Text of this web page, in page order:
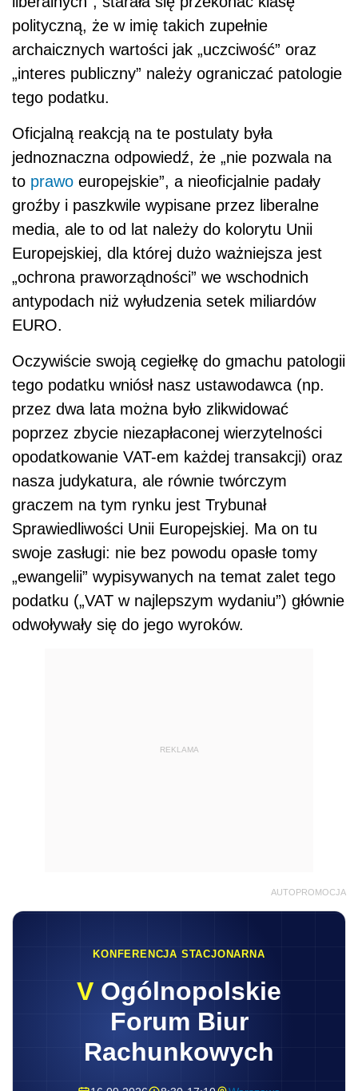
polityczną, że w imię takich zupełnie
archaicznych wartości jak „uczciwość” oraz
„interes publiczny” należy ograniczać patologie
tego podatku.
Oficjalną reakcją na te postulaty była
jednoznaczna odpowiedź, że „nie pozwala na
to prawo europejskie”, a nieoficjalnie padały
groźby i paszkwile wypisane przez liberalne
media, ale to od lat należy do kolorytu Unii
Europejskiej, dla której dużo ważniejsza jest
„ochrona praworządności” we wschodnich
antypodach niż wyłudzenia setek miliardów
EURO.
Oczywiście swoją cegiełkę do gmachu patologii
tego podatku wniósł nasz ustawodawca (np.
przez dwa lata można było zlikwidować
poprzez zbycie niezapłaconej wierzytelności
opodatkowanie VAT-em każdej transakcji) oraz
nasza judykatura, ale równie twórczym
graczem na tym rynku jest Trybunał
Sprawiedliwości Unii Europejskiej. Ma on tu
swoje zasługi: nie bez powodu opasłe tomy
„ewangelii” wypisywanych na temat zalet tego
podatku („VAT w najlepszym wydaniu”) głównie
odwoływały się do jego wyroków.
REKLAMA
AUTOPROMOCJA
KONFERENCJA STACJONARNA
V Ogólnopolskie
Forum Biur
Rachunkowych